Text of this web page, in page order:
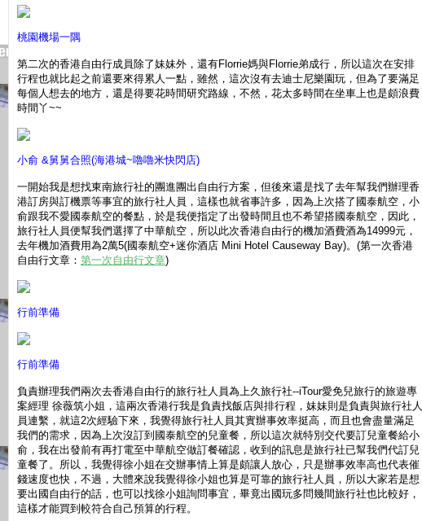
桃園機場一隅
第二次的香港自由行成員除了妹妹外，還有Florrie媽與Florrie弟成行，所以這次在安排
行程也就比起之前還要來得累人一點，雖然，這次沒有去迪士尼樂園玩，但為了要滿足
每個人想去的地方，還是得要花時間研究路線，不然，花太多時間在坐車上也是頗浪費
時間丫~~
小俞 &舅舅合照(海港城~嚕嚕米快閃店)
一開始我是想找東南旅行社的團進團出自由行方案，但後來還是找了去年幫我們辦理香
港訂房與訂機票等事宜的旅行社人員，這樣也就省事許多，因為上次搭了國泰航空，小
俞跟我不愛國泰航空的餐點，於是我便指定了出發時間且也不希望搭國泰航空，因此，
旅行社人員便幫我們選擇了中華航空，所以此次香港自由行的機加酒費酒為14999元，
去年機加酒費用為2萬5(國泰航空+迷你酒店 Mini Hotel Causeway Bay)。(第一次香港
自由行文章： 第一次自由行文章)
行前準備
行前準備
負責辦理我們兩次去香港自由行的旅行社人員為上久旅行社--iTour愛免兒旅行的旅遊專
案經理 徐薇筑小姐，這兩次香港行我是負責找飯店與排行程，妹妹則是負責與旅行社人
員連繫，就這2次經驗下來，我覺得旅行社人員其實辦事效率挺高，而且也會盡量滿足
我們的需求，因為上次沒訂到國泰航空的兒童餐，所以這次就特別交代要訂兒童餐給小
俞，我在出發前有再打電至中華航空做訂餐確認，收到的訊息是旅行社已幫我們代訂兒
童餐了。所以，我覺得徐小姐在交辦事情上算是頗讓人放心，只是辦事效率高也代表催
錢速度也快，不過，大體來說我覺得徐小姐也算是可靠的旅行社人員，所以大家若是想
要出國自由行的話，也可以找徐小姐詢問事宜，畢竟出國玩多問幾間旅行社也比較好，
這樣才能買到較符合自己預算的行程。